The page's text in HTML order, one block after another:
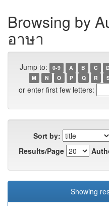
Browsing by
อาษา
Jump to: 0-9 A B C D
M
N O P Q R
or enter first few letters:
Sort by:
Results/Page
Showing